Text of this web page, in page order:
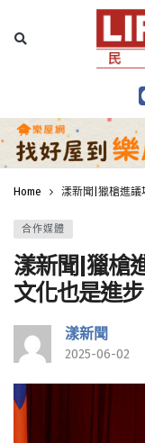
Home 漾新聞|獵槍進
合作媒體
漾新聞|獵槍
文化也是進步
漾新聞
2025-06-02